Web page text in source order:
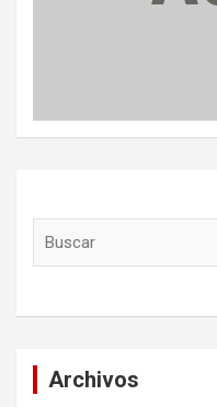
Archivos